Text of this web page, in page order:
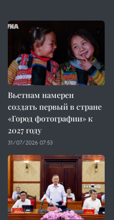
Вьетнам намерен
создать первый в стране
«Город фотографии» к
2027 году
31/07/2026 07:53